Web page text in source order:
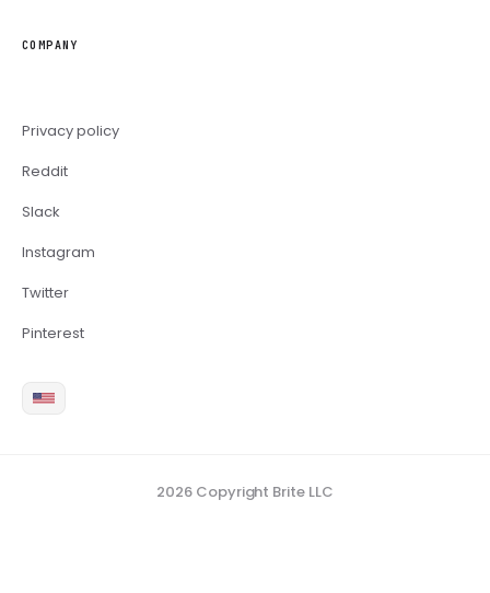
COMPANY
Privacy policy
Reddit
Slack
Instagram
Twitter
Pinterest
2026 Copyright Brite LLC